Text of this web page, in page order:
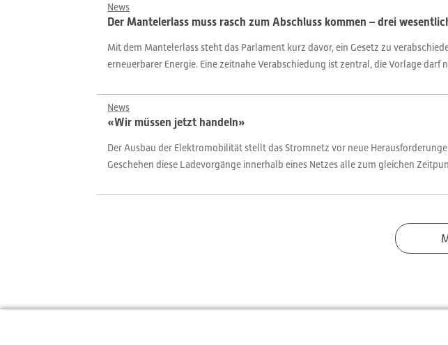
News
Der Mantelerlass muss rasch zum Abschluss kommen – drei
Mit dem Mantelerlass steht das Parlament kurz davor, ein Gesetz zu
erneuerbarer Energie. Eine zeitnahe Verabschiedung ist zentral, die Vorlage
News
«Wir müssen jetzt handeln»
Der Ausbau der Elektromobilität stellt das Stromnetz vor neue
Geschehen diese Ladevorgänge innerhalb eines Netzes alle zum gleichen